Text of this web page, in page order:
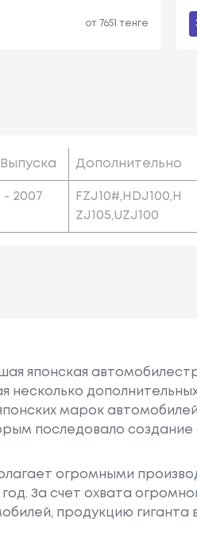
от 7651 тенге
Выпуска Дополнительно
- 2007
FZJ10#,HDJ100,H
ZJ105,UZJ100
японская
марок
последовало
огромными
За счет охвата
продукцию